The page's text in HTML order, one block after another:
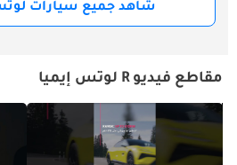
شاهد جميع سيارات لوتس
مقاطع فيديو R لوتس إيميا